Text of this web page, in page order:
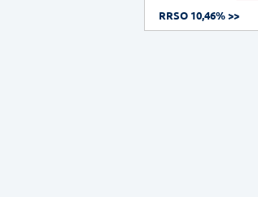
RRSO 10,46% >>